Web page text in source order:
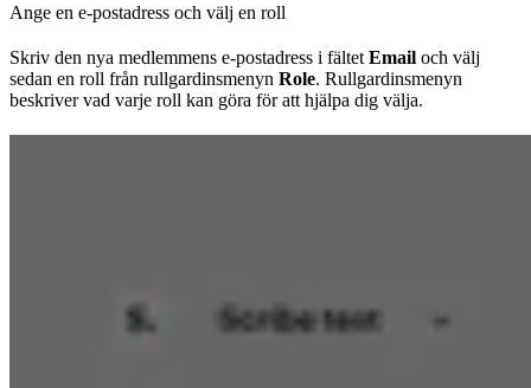
Ange en e-postadress och välj en roll
Skriv den nya medlemmens e-postadress i fältet Email och välj
sedan en roll från rullgardinsmenyn Role. Rullgardinsmenyn
beskriver vad varje roll kan göra för att hjälpa dig välja.